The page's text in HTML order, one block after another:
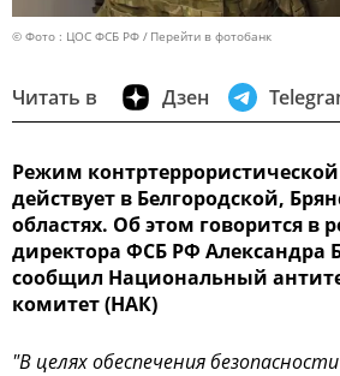
© Фото : ЦОС ФСБ РФ Перейти в фотобанк
Читать в Дзен
Режим
действует в Белгородской,
областях. Об этом говорится в
директора ФСБ РФ Александра
сообщил Национальный
комитет (НАК)
"В целях обеспечения